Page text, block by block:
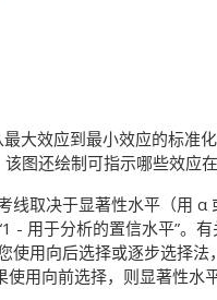
大效应到最小效应的标准
图还绘制可指示哪些效应
线取决于显著性水平（用
- 用于分析的置信水平”。
使用向后选择或逐步选择
使用向前选择，则显著性水